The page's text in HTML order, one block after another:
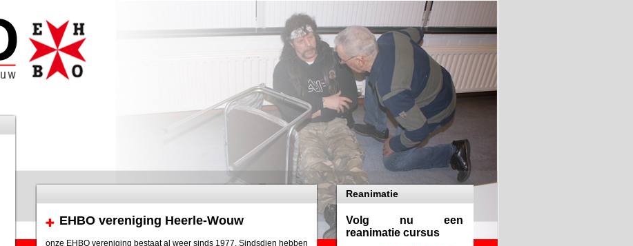
EHBO vereniging Heerle-Wouw
onze EHBO vereniging bestaat al weer sinds 1977. Sindsdien hebben
Reanimatie
Volg nu een
reanimatie cursus